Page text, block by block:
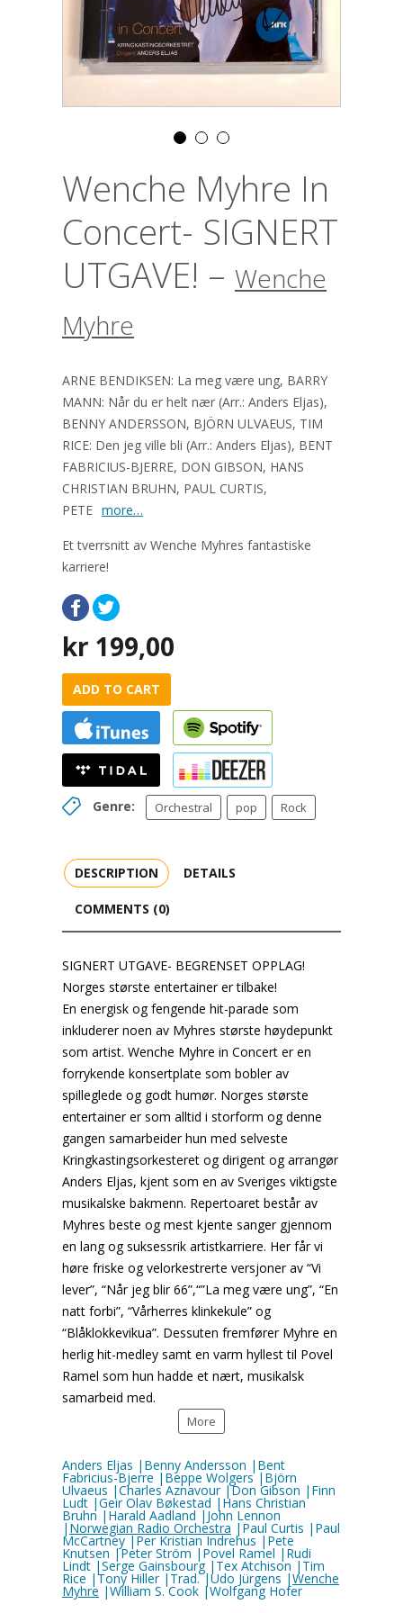
Wenche Myhre In
Concert- SIGNERT
UTGAVE! – Wenche
Myhre
ARNE BENDIKSEN: La meg være ung, BARRY
MANN: Når du er helt nær (Arr.: Anders Eljas),
BENNY ANDERSSON, BJÖRN ULVAEUS, TIM
RICE: Den jeg ville bli (Arr.: Anders Eljas), BENT
FABRICIUS-BJERRE, DON GIBSON, HANS
CHRISTIAN BRUHN, PAUL CURTIS,
PETE more…
Et tverrsnitt av Wenche Myhres fantastiske
karriere!
kr 199,00
ADD TO CART
Genre: Orchestral pop Rock
DESCRIPTION DETAILS
COMMENTS (0)
SIGNERT UTGAVE- BEGRENSET OPPLAG!
Norges største entertainer er tilbake!
En energisk og fengende hit-parade som
inkluderer noen av Myhres største høydepunkt
som artist. Wenche Myhre in Concert er en
forrykende konsertplate som bobler av
spilleglede og godt humør. Norges største
entertainer er som alltid i storform og denne
gangen samarbeider hun med selveste
Kringkastingsorkesteret og dirigent og arrangør
Anders Eljas, kjent som en av Sveriges viktigste
musikalske bakmenn. Repertoaret består av
Myhres beste og mest kjente sanger gjennom
en lang og suksessrik artistkarriere. Her får vi
høre friske og velorkestrerte versjoner av “Vi
lever”, “Når jeg blir 66”,“”La meg være ung”, “En
natt forbi”, “Vårherres klinkekule” og
“Blåklokkevikua”. Dessuten fremfører Myhre en
herlig hit-medley samt en varm hyllest til Povel
Ramel som hun hadde et nært, musikalsk
samarbeid med.
More
Anders Eljas |Benny Andersson |Bent
Fabricius-Bjerre |Beppe Wolgers |Björn
Ulvaeus |Charles Aznavour |Don Gibson |Finn
Ludt |Geir Olav Bøkestad |Hans Christian
Bruhn |Harald Aadland |John Lennon
| Norwegian Radio Orchestra |Paul Curtis |Paul
McCartney |Per Kristian Indrehus |Pete
Knutsen |Peter Ström |Povel Ramel |Rudi
Lindt |Serge Gainsbourg |Tex Atchison |Tim
Rice |Tony Hiller |Trad. |Udo Jürgens |Wenche
Myhre |William S. Cook |Wolfgang Hofer